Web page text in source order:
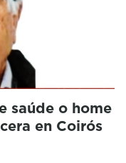
saúde o home
en Coirós